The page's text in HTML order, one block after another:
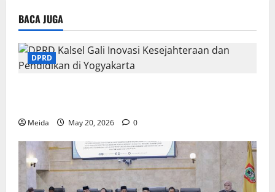
BACA JUGA
DPRD
Meida May 20, 2026 0